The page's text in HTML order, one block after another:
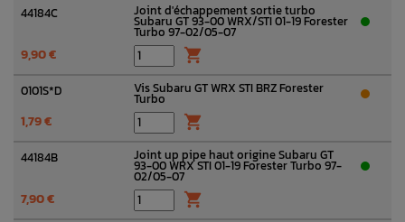
44184C Joint d'échappement sortie turbo
Subaru GT 93-00 WRX/STI 01-19 Forester
Turbo 97-02/05-07
9,90 € 
0101S*D Vis Subaru GT WRX STI BRZ Forester
Turbo
1,79 € 
44184B Joint up pipe haut origine Subaru GT
93-00 WRX STI 01-19 Forester Turbo 97-
02/05-07
7,90 € 